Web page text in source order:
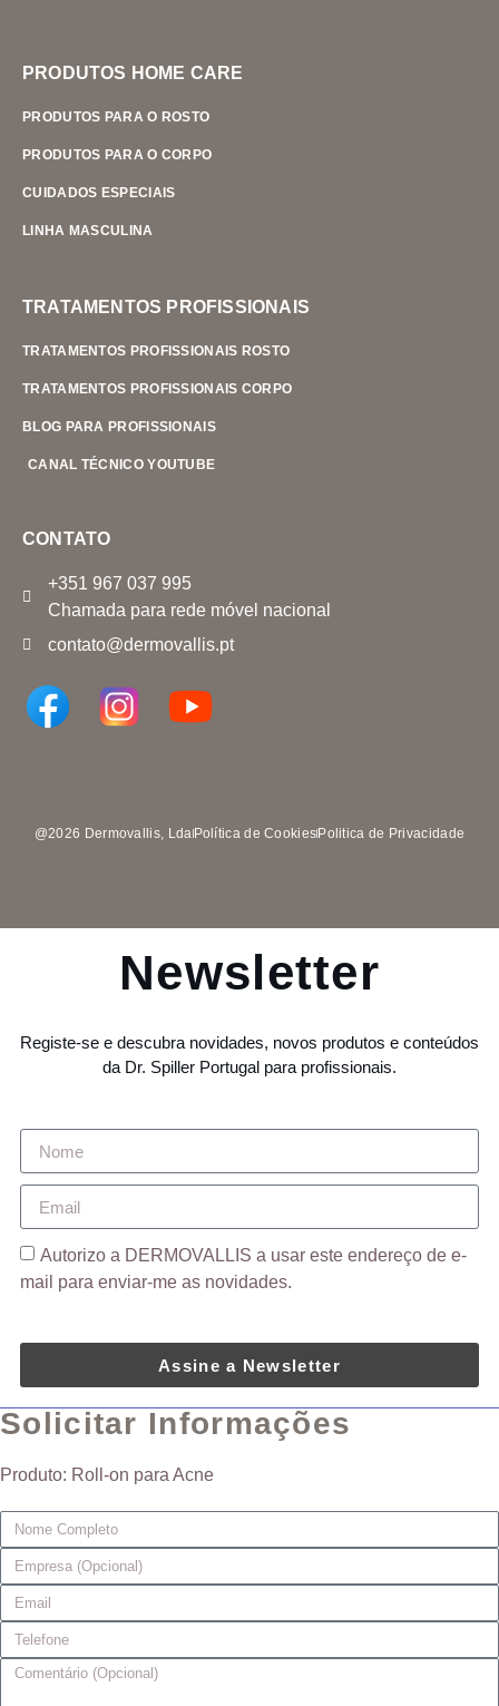
PRODUTOS HOME CARE
PRODUTOS PARA O ROSTO
PRODUTOS PARA O CORPO
CUIDADOS ESPECIAIS
LINHA MASCULINA
TRATAMENTOS PROFISSIONAIS
TRATAMENTOS PROFISSIONAIS ROSTO
TRATAMENTOS PROFISSIONAIS CORPO
BLOG PARA PROFISSIONAIS
CANAL TÉCNICO YOUTUBE
CONTATO
+351 967 037 995
Chamada para rede móvel nacional
contato@dermovallis.pt
@2026 Dermovallis, LdaPolítica de CookiesPolitica de Privacidade
Newsletter
Registe-se e descubra novidades, novos produtos e conteúdos
da Dr. Spiller Portugal para profissionais.
Autorizo ​​a DERMOVALLIS a usar este endereço de e-
mail para enviar-me as novidades.
Assine a Newsletter
Solicitar Informações
Produto: Roll-on para Acne